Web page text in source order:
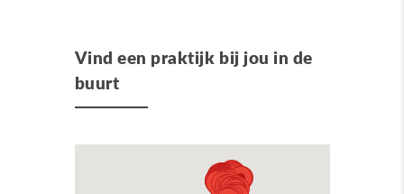
Vind een praktijk bij jou in de
buurt